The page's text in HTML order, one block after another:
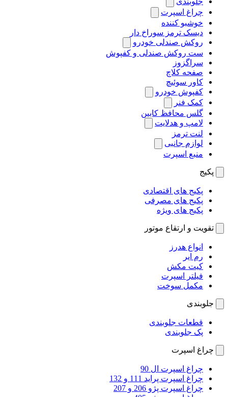
چراغ اسپرت
خوشبو کننده
دیسک ترمز سوراخ دار
روکش صندلی خودرو
ست روکش صندلی و کفپوش
سراگزوز
صفحه کلاچ
کاور سوئیچ
کفپوش خودرو
کمک فنر
گلس محافظ کابین
لامپ و هدلایت
لنت ترمز
لوازم جانبی
منبع اسپرت
پکیج
پکیج های اقتصادی
پکیج های مصرفی
پکیج های ویژه
تقویت و ارتقاع موتور
انواع هدرز
رم ایر
کیت مکش
فیلتر اسپرت
مکمل سوخت
جلوبندی
قطعات جلوبندی
پک جلوبندی
چراغ اسپرت
چراغ اسپرت ال 90
چراغ اسپرت پراید 111 و 132
چراغ اسپرت پژو 206 و 207